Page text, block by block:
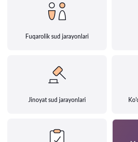
Fuqarolik sud jarayonlari
Jinoyat sud jarayonlari